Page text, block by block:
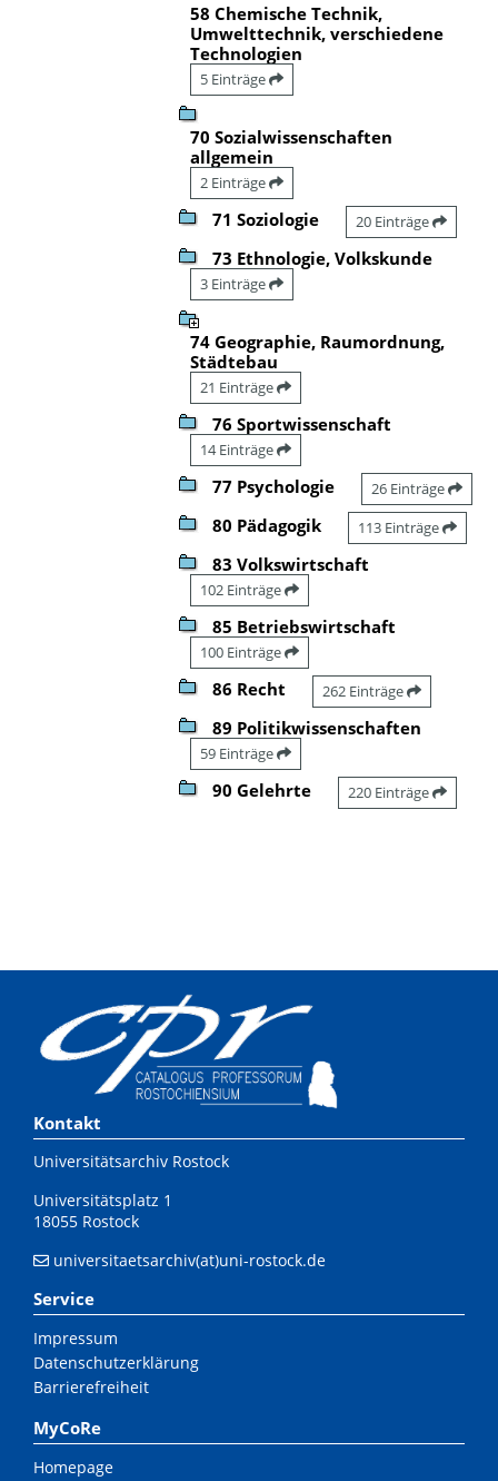
58 Chemische Technik,
Umwelttechnik, verschiedene
Technologien
5 Einträge
70 Sozialwissenschaften
allgemein
2 Einträge
71 Soziologie 20 Einträge
73 Ethnologie, Volkskunde
3 Einträge
74 Geographie, Raumordnung,
Städtebau
21 Einträge
76 Sportwissenschaft
14 Einträge
77 Psychologie 26 Einträge
80 Pädagogik 113 Einträge
83 Volkswirtschaft
102 Einträge
85 Betriebswirtschaft
100 Einträge
86 Recht 262 Einträge
89 Politikwissenschaften
59 Einträge
90 Gelehrte 220 Einträge
Kontakt
Universitätsarchiv Rostock
Universitätsplatz 1
18055 Rostock
universitaetsarchiv(at)uni-rostock.de
Service
Impressum
Datenschutzerklärung
Barrierefreiheit
MyCoRe
Homepage